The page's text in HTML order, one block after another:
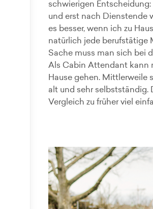
schwierigen
und erst nach Dienstende
es besser, wenn ich zu
natürlich jede berufstätige
Sache muss man sich bei
Als Cabin Attendant kann
Hause gehen. Mittlerweile
alt und sehr selbstständig.
Vergleich zu früher viel